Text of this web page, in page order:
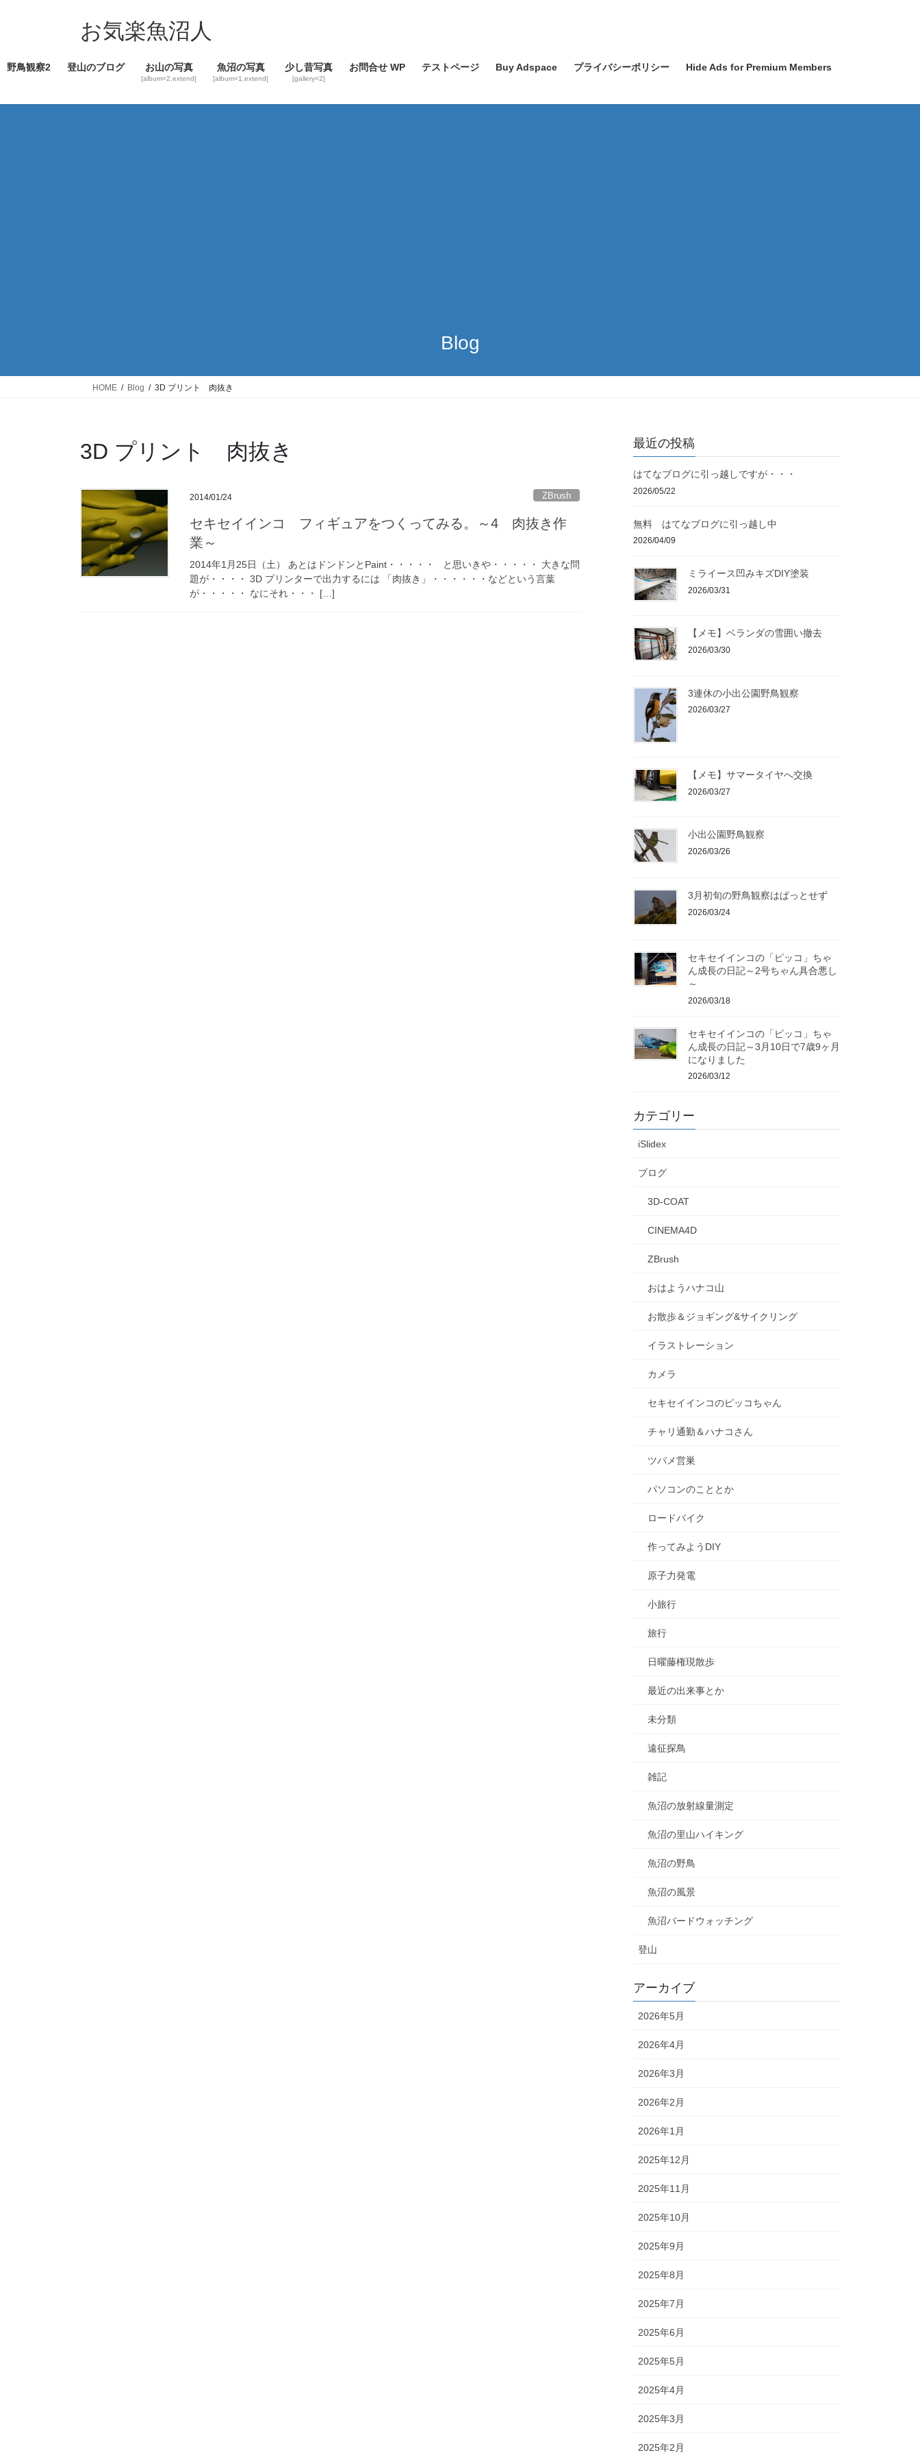
ツ
ス
シ
ン
お気楽魚沼人
野鳥観察2 登山のブログ お山の写真
[album=2,extend]
魚沼の写真
[album=1,extend]
少し昔写真
[gallery=2]
お問合せ WP テストページ Buy Adspace プライバシーポリシー Hide Ads for Premium Members
Blog
HOME Blog 3D プリント 肉抜き
3D プリント 肉抜き
2014/01/24 ZBrush
セキセイインコ フィギュアをつくってみる。～4 肉抜き作
業～
2014年1月25日（土） あとはドンドンとPaint・・・・・ と思いきや・・・・・ 大きな問
題が・・・・ 3D プリンターで出力するには 「肉抜き」・・・・・・などという言葉
が・・・・・ なにそれ・・・ […]
最近の投稿
はてなブログに引っ越しですが・・・
2026/05/22
無料 はてなブログに引っ越し中
2026/04/09
ミライース凹みキズDIY塗装
2026/03/31
【メモ】ベランダの雪囲い撤去
2026/03/30
3連休の小出公園野鳥観察
2026/03/27
【メモ】サマータイヤへ交換
2026/03/27
小出公園野鳥観察
2026/03/26
3月初旬の野鳥観察はぱっとせず
2026/03/24
セキセイインコの「ピッコ」ちゃ
ん成長の日記～2号ちゃん具合悪し
～
2026/03/18
セキセイインコの「ピッコ」ちゃ
ん成長の日記～3月10日で7歳9ヶ月
になりました
2026/03/12
カテゴリー
iSlidex
ブログ
3D-COAT
CINEMA4D
ZBrush
おはようハナコ山
お散歩＆ジョギング&サイクリング
イラストレーション
カメラ
セキセイインコのピッコちゃん
チャリ通勤＆ハナコさん
ツバメ営巣
パソコンのこととか
ロードバイク
作ってみようDIY
原子力発電
小旅行
旅行
日曜藤権現散歩
最近の出来事とか
未分類
遠征探鳥
雑記
魚沼の放射線量測定
魚沼の里山ハイキング
魚沼の野鳥
魚沼の風景
魚沼バードウォッチング
登山
アーカイブ
2026年5月
2026年4月
2026年3月
2026年2月
2026年1月
2025年12月
2025年11月
2025年10月
2025年9月
2025年8月
2025年7月
2025年6月
2025年5月
2025年4月
2025年3月
2025年2月